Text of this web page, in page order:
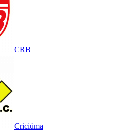
CRB
Criciúma